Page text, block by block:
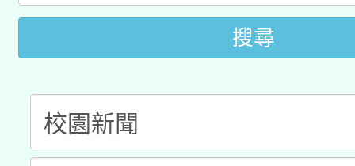
搜尋